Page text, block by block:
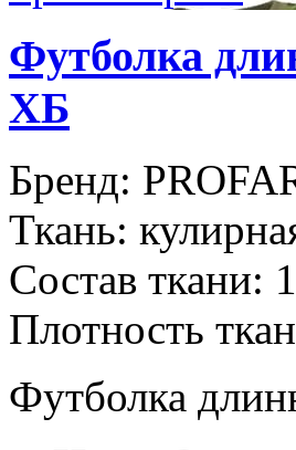
Футболка
ХБ
Бренд:
Ткань:
Состав ткани:
Плотность
Футболка